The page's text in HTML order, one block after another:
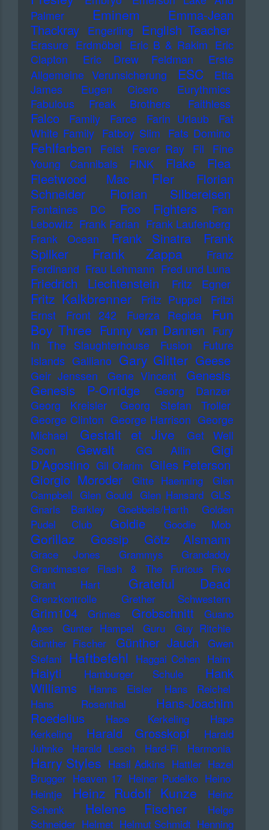
Palmer
Eminem
Emma-Jean
Thackray
Engerling English Teacher
Erasure Erdmöbel Eric B & Rakim Eric
Clapton
Eric Drew Feldman
Erste
Allgemeine Verunsicherung
ESC
Etta
James
Eugen Cicero
Eurythmics
Fabulous Freak Brothers
Faithless
Falco Family Farce Farin Urlaub
Fat
White Family Fatboy Slim Fats Domino
Fehlfarben Feist Fever Ray Fil
Fine
Young Cannibals
FINK Flake
Flea
Fleetwood Mac
Fler
Florian
Schneider
Florian Silbereisen
Fontaines DC Foo Fighters
Fran
Lebowitz Frank Farian Frank Laufenberg
Frank Ocean
Frank Sinatra
Frank
Spilker
Frank Zappa
Franz
Ferdinand Frau Lehmann Fred und Luna
Friedrich Liechtenstein Fritz Egner
Fritz Kalkbrenner Fritz Puppel
Fritzi
Ernst
Front 242 Fuerza Regida
Fun
Boy Three Funny van Dannen Fury
In The Slaughterhouse
Fusion
Future
Islands Galliano Gary Glitter Geese
Geir Jenssen Gene Vincent
Genesis
Genesis P-Orridge
Georg Danzer
Georg Kreisler
Georg Stefan Troller
George Clinton George Harrison George
Michael
Gestalt et Jive
Get Well
Soon
Gewalt GG Allin
Gigi
D'Agostino Gil Ofarim Giles Peterson
Giorgio Moroder
Gitte Haenning
Glen
Campbell Glen Gould Glen Hansard GLS
Gnarls Barkley
Goebbels/Harth
Golden
Pudel Club
Goldie Goodie Mob
Gorillaz Gossip Götz Alsmann
Grace Jones Grammys
Grandaddy
Grandmaster Flash & The Furious Five
Grant Hart
Grateful Dead
Grenzkontrolle Grether Schwestern
Grim104 Grimes Grobschnitt
Guano
Apes
Gunter Hampel Guru
Guy Ritchie
Günther Fischer
Günther Jauch
Gwen
Stefani Haftbefehl Haggai Cohen Haim
Haiyti Hamburger Schule
Hank
Williams
Hanns Eisler
Hans Reichel
Hans Rosenthal
Hans-Joachim
Roedelius
Haoe Kerkeling
Hape
Kerkeling
Harald Grosskopf
Harald
Juhnke
Harald Lesch Hard-Fi Harmonia
Harry Styles Hasil Adkins Hattler Hazel
Brugger Heaven 17 Heiner Pudelko Heino
Heintje
Heinz Rudolf Kunze
Heinz
Schenk
Helene Fischer
Helge
Schneider Helmet Helmut Schmidt Henning